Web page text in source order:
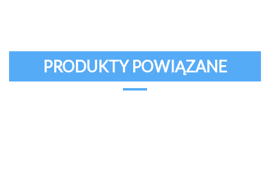
PRODUKTY POWIĄZANE